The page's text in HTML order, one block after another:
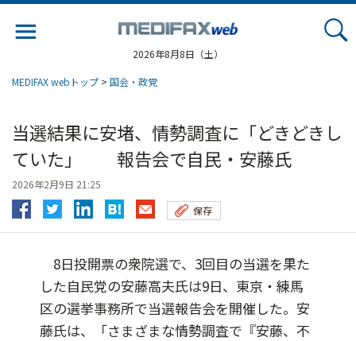
2026年8月8日（土）
MEDIFAX webトップ > 国会・政党
当選結果に安堵、情勢調査に「どきどきし
ていた」 報告会で自民・安藤氏
2026年2月9日 21:25
保存
8日投開票の衆院選で、3回目の当選を果た
した自民党の安藤高夫氏は9日、東京・練馬
区の選挙事務所で当選報告会を開催した。安
藤氏は、「さまざまな情勢調査で『安藤、不